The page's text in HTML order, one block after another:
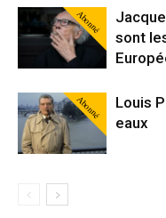
Abonné
sont
Abonné
Louis
eaux